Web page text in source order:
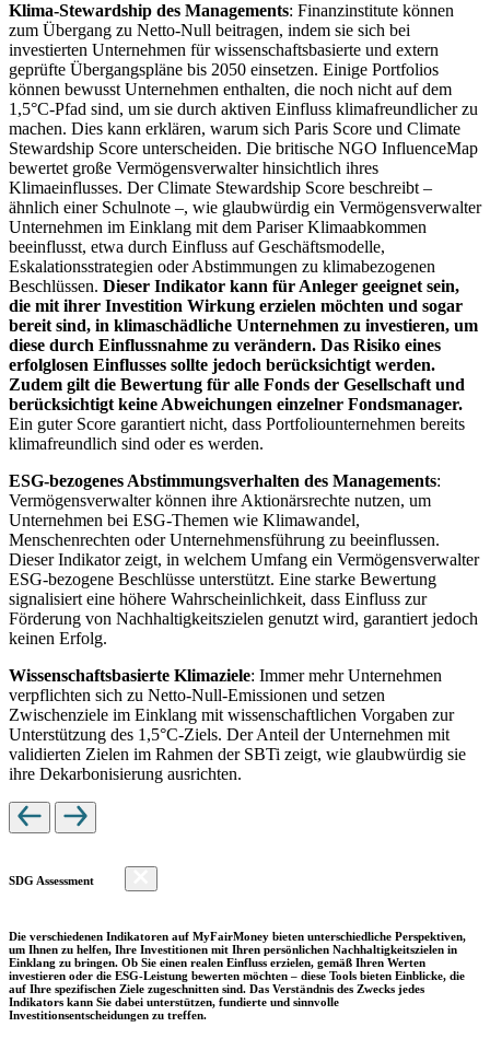
Klima-Stewardship des Managements: Finanzinstitute können
zum Übergang zu Netto-Null beitragen, indem sie sich bei
investierten Unternehmen für wissenschaftsbasierte und extern
geprüfte Übergangspläne bis 2050 einsetzen. Einige Portfolios
können bewusst Unternehmen enthalten, die noch nicht auf dem
1,5°C-Pfad sind, um sie durch aktiven Einfluss klimafreundlicher zu
machen. Dies kann erklären, warum sich Paris Score und Climate
Stewardship Score unterscheiden. Die britische NGO InfluenceMap
bewertet große Vermögensverwalter hinsichtlich ihres
Klimaeinflusses. Der Climate Stewardship Score beschreibt –
ähnlich einer Schulnote –, wie glaubwürdig ein Vermögensverwalter
Unternehmen im Einklang mit dem Pariser Klimaabkommen
beeinflusst, etwa durch Einfluss auf Geschäftsmodelle,
Eskalationsstrategien oder Abstimmungen zu klimabezogenen
Beschlüssen. Dieser Indikator kann für Anleger geeignet sein,
die mit ihrer Investition Wirkung erzielen möchten und sogar
bereit sind, in klimaschädliche Unternehmen zu investieren, um
diese durch Einflussnahme zu verändern. Das Risiko eines
erfolglosen Einflusses sollte jedoch berücksichtigt werden.
Zudem gilt die Bewertung für alle Fonds der Gesellschaft und
berücksichtigt keine Abweichungen einzelner Fondsmanager.
Ein guter Score garantiert nicht, dass Portfoliounternehmen bereits
klimafreundlich sind oder es werden.
ESG-bezogenes Abstimmungsverhalten des Managements:
Vermögensverwalter können ihre Aktionärsrechte nutzen, um
Unternehmen bei ESG-Themen wie Klimawandel,
Menschenrechten oder Unternehmensführung zu beeinflussen.
Dieser Indikator zeigt, in welchem Umfang ein Vermögensverwalter
ESG-bezogene Beschlüsse unterstützt. Eine starke Bewertung
signalisiert eine höhere Wahrscheinlichkeit, dass Einfluss zur
Förderung von Nachhaltigkeitszielen genutzt wird, garantiert jedoch
keinen Erfolg.
Wissenschaftsbasierte Klimaziele: Immer mehr Unternehmen
verpflichten sich zu Netto-Null-Emissionen und setzen
Zwischenziele im Einklang mit wissenschaftlichen Vorgaben zur
Unterstützung des 1,5°C-Ziels. Der Anteil der Unternehmen mit
validierten Zielen im Rahmen der SBTi zeigt, wie glaubwürdig sie
ihre Dekarbonisierung ausrichten.
SDG Assessment
Die verschiedenen Indikatoren auf MyFairMoney bieten unterschiedliche Perspektiven,
um Ihnen zu helfen, Ihre Investitionen mit Ihren persönlichen Nachhaltigkeitszielen in
Einklang zu bringen. Ob Sie einen realen Einfluss erzielen, gemäß Ihren Werten
investieren oder die ESG-Leistung bewerten möchten – diese Tools bieten Einblicke, die
auf Ihre spezifischen Ziele zugeschnitten sind. Das Verständnis des Zwecks jedes
Indikators kann Sie dabei unterstützen, fundierte und sinnvolle
Investitionsentscheidungen zu treffen.